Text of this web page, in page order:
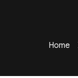
Home